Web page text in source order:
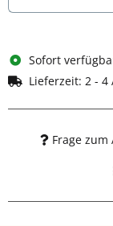
Sofort
Lieferzeit: 2 - 4
Frage zum